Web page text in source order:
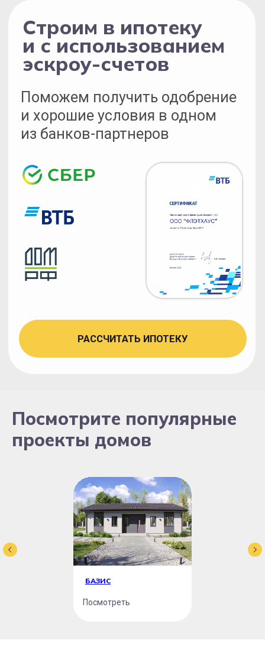
Посмотрите популярные
проекты домов
БАЗИС
Посмотреть
видеоканалы и будьте в курсе
строительных технологий ФЛЭТХАУС
на YouTube
Больше выполненных работ,
в наших социальных сетях: